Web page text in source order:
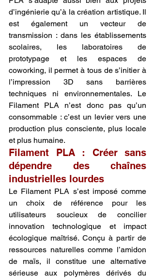
d’ingénierie qu’à la création artistique. Il
est également un vecteur de
transmission : dans les établissements
scolaires, les laboratoires de
prototypage et les espaces de
coworking, il permet à tous de s’initier à
l’impression 3D sans barrières
techniques ni environnementales. Le
Filament PLA n’est donc pas qu’un
consommable : c’est un levier vers une
production plus consciente, plus locale
et plus humaine.
Filament PLA : Créer sans
dépendre des chaînes
industrielles lourdes
Le Filament PLA s’est imposé comme
un choix de référence pour les
utilisateurs soucieux de concilier
innovation technologique et impact
écologique maîtrisé. Conçu à partir de
ressources naturelles comme l’amidon
de maïs, il constitue une alternative
sérieuse aux polymères dérivés du